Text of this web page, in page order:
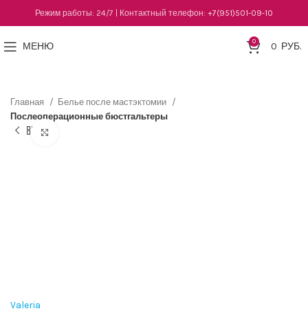
Режим работы: 24/7 | Контактный телефон: +7(951)501-09-10
МЕНЮ 0 0 РУБ.
Главная
Белье после мастэктомии
Послеоперационные бюстгальтеры
Valeria